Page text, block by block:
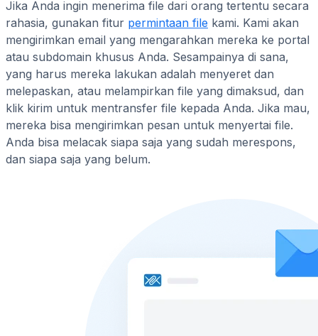
Jika Anda ingin menerima file dari orang tertentu secara
rahasia, gunakan fitur permintaan file kami. Kami akan
mengirimkan email yang mengarahkan mereka ke portal
atau subdomain khusus Anda. Sesampainya di sana,
yang harus mereka lakukan adalah menyeret dan
melepaskan, atau melampirkan file yang dimaksud, dan
klik kirim untuk mentransfer file kepada Anda. Jika mau,
mereka bisa mengirimkan pesan untuk menyertai file.
Anda bisa melacak siapa saja yang sudah merespons,
dan siapa saja yang belum.